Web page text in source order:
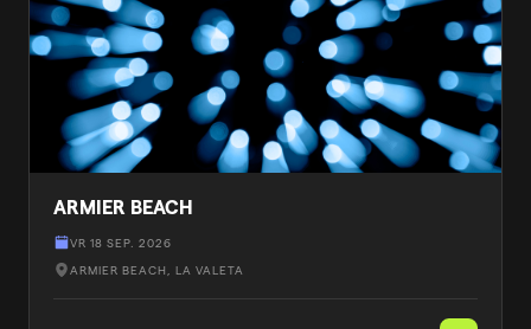
ARMIER BEACH
VR 18 SEP. 2026
ARMIER BEACH , LA VALETA